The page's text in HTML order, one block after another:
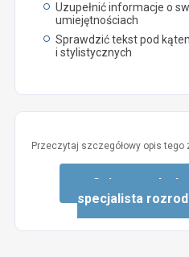
Uzupełnić informacje o
umiejętnościach
Sprawdzić tekst pod
i stylistycznych
Przeczytaj szczegółowy opis
Opis zawodu:
specjalista